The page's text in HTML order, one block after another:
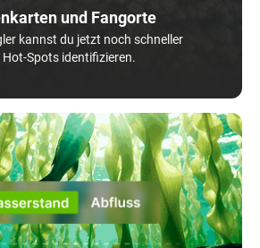
und Fangorte
kannst du jetzt noch schneller
Hot-Spots identifizieren.